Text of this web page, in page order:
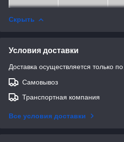
Скрыть
Условия доставки
Доставка осуществляется только
Самовывоз
Транспортная компания
Все условия доставки